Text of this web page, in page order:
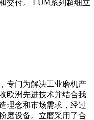
交付。 LUM系列超细立
专门为解决工业磨机产
欧洲先进技术并结合我
理念和市场需求，经过
磨设备。立磨采用了合